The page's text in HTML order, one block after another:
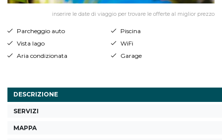
inserire le date di viaggio per trovare le offerte al miglior prezzo
Parcheggio auto
Piscina
Vista lago
WiFi
Aria condizionata
Garage
DESCRIZIONE
SERVIZI
MAPPA